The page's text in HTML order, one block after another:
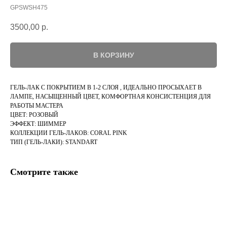
GPSWSH475
3500,00 р.
В КОРЗИНУ
ГЕЛЬ-ЛАК С ПОКРЫТИЕМ В 1-2 СЛОЯ , ИДЕАЛЬНО ПРОСЫХАЕТ В
ЛАМПЕ, НАСЫЩЕННЫЙ ЦВЕТ, КОМФОРТНАЯ КОНСИСТЕНЦИЯ ДЛЯ
РАБОТЫ МАСТЕРА
ЦВЕТ: РОЗОВЫЙ
ЭФФЕКТ: ШИММЕР
КОЛЛЕКЦИИ ГЕЛЬ-ЛАКОВ: CORAL PINK
ТИП (ГЕЛЬ-ЛАКИ): STANDART
Смотрите также